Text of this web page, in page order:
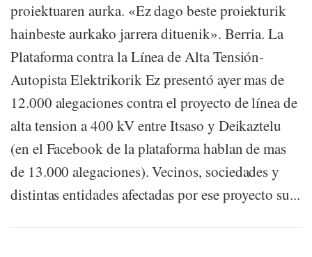
proiektuaren aurka. «Ez dago beste proiekturik
hainbeste aurkako jarrera dituenik». Berria. La
Plataforma contra la Línea de Alta Tensión-
Autopista Elektrikorik Ez presentó ayer mas de
12.000 alegaciones contra el proyecto de línea de
alta tension a 400 kV entre Itsaso y Deikaztelu
(en el Facebook de la plataforma hablan de mas
de 13.000 alegaciones). Vecinos, sociedades y
distintas entidades afectadas por ese proyecto su...